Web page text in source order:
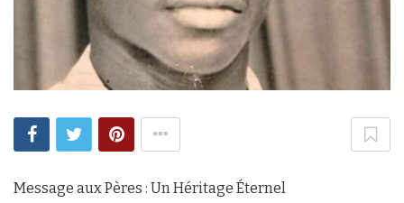
Message aux Pères : Un Héritage Éternel